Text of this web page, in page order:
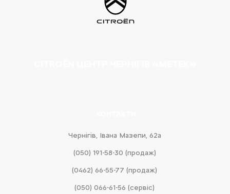
Чернігів, Івана Мазепи, 62а
(050) 191-58-30 (продаж)
(0462) 66-55-77 (продаж)
(050) 066-61-56 (сервіс)